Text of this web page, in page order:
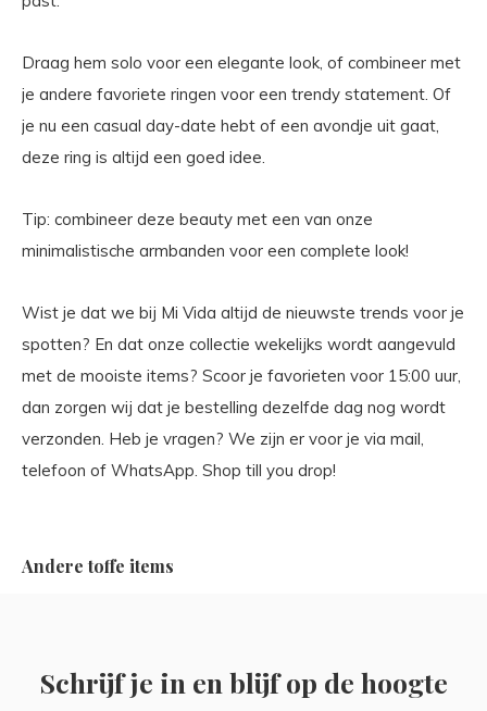
Draag hem solo voor een elegante look, of combineer met
je andere favoriete ringen voor een trendy statement. Of
je nu een casual day-date hebt of een avondje uit gaat,
deze ring is altijd een goed idee.
Tip: combineer deze beauty met een van onze
minimalistische armbanden voor een complete look!
Wist je dat we bij Mi Vida altijd de nieuwste trends voor je
spotten? En dat onze collectie wekelijks wordt aangevuld
met de mooiste items? Scoor je favorieten voor 15:00 uur,
dan zorgen wij dat je bestelling dezelfde dag nog wordt
verzonden. Heb je vragen? We zijn er voor je via mail,
telefoon of WhatsApp. Shop till you drop!
Andere toffe items
Schrijf je in en blijf op de hoogte